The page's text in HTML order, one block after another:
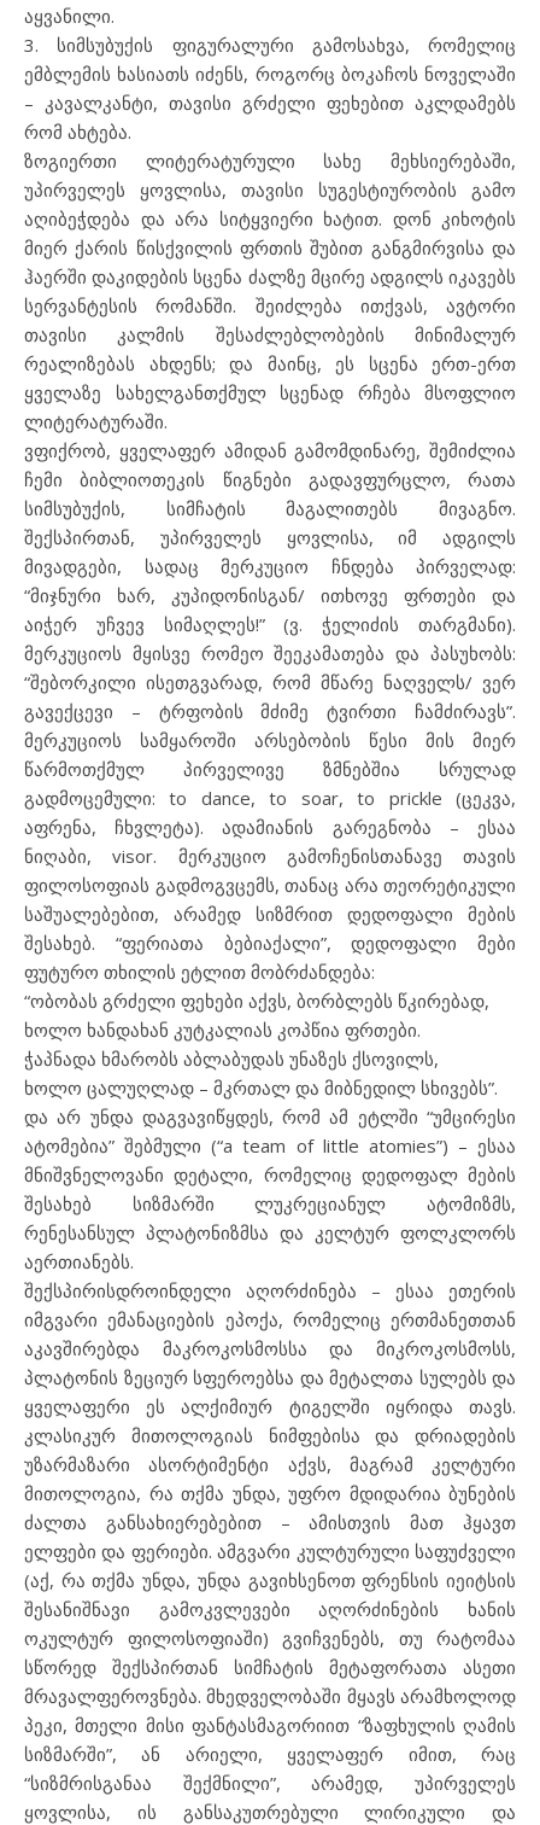
აყვანილი.
3. სიმსუბუქის ფიგურალური გამოსახვა, რომელიც
ემბლემის ხასიათს იძენს, როგორც ბოკაჩოს ნოველაში
– კავალკანტი, თავისი გრძელი ფეხებით აკლდამებს
რომ ახტება.
ზოგიერთი ლიტერატურული სახე მეხსიერებაში,
უპირველეს ყოვლისა, თავისი სუგესტიურობის გამო
აღიბეჭდება და არა სიტყვიერი ხატით. დონ კიხოტის
მიერ ქარის წისქვილის ფრთის შუბით განგმირვისა და
ჰაერში დაკიდების სცენა ძალზე მცირე ადგილს იკავებს
სერვანტესის რომანში. შეიძლება ითქვას, ავტორი
თავისი კალმის შესაძლებლობების მინიმალურ
რეალიზებას ახდენს; და მაინც, ეს სცენა ერთ-ერთ
ყველაზე სახელგანთქმულ სცენად რჩება მსოფლიო
ლიტერატურაში.
ვფიქრობ, ყველაფერ ამიდან გამომდინარე, შემიძლია
ჩემი ბიბლიოთეკის წიგნები გადავფურცლო, რათა
სიმსუბუქის, სიმჩატის მაგალითებს მივაგნო.
შექსპირთან, უპირველეს ყოვლისა, იმ ადგილს
მივადგები, სადაც მერკუციო ჩნდება პირველად:
“მიჯნური ხარ, კუპიდონისგან/ ითხოვე ფრთები და
აიჭერ უჩვევ სიმაღლეს!” (ვ. ჭელიძის თარგმანი).
მერკუციოს მყისვე რომეო შეეკამათება და პასუხობს:
“შებორკილი ისეთგვარად, რომ მწარე ნაღველს/ ვერ
გავექცევი – ტრფობის მძიმე ტვირთი ჩამძირავს”.
მერკუციოს სამყაროში არსებობის წესი მის მიერ
წარმოთქმულ პირველივე ზმნებშია სრულად
გადმოცემული: to dance, to soar, to prickle (ცეკვა,
აფრენა, ჩხვლეტა). ადამიანის გარეგნობა – ესაა
ნიღაბი, visor. მერკუციო გამოჩენისთანავე თავის
ფილოსოფიას გადმოგვცემს, თანაც არა თეორეტიკული
საშუალებებით, არამედ სიზმრით დედოფალი მების
შესახებ. “ფერიათა ბებიაქალი”, დედოფალი მები
ფუტურო თხილის ეტლით მობრძანდება:
“ობობას გრძელი ფეხები აქვს, ბორბლებს წკირებად,
ხოლო ხანდახან კუტკალიას კოპწია ფრთები.
ჭაპნადა ხმარობს აბლაბუდას უნაზეს ქსოვილს,
ხოლო ცალუღლად – მკრთალ და მიბნედილ სხივებს”.
და არ უნდა დაგვავიწყდეს, რომ ამ ეტლში “უმცირესი
ატომებია” შებმული (“a team of little atomies”) – ესაა
მნიშვნელოვანი დეტალი, რომელიც დედოფალ მების
შესახებ სიზმარში ლუკრეციანულ ატომიზმს,
რენესანსულ პლატონიზმსა და კელტურ ფოლკლორს
აერთიანებს.
შექსპირისდროინდელი აღორძინება – ესაა ეთერის
იმგვარი ემანაციების ეპოქა, რომელიც ერთმანეთთან
აკავშირებდა მაკროკოსმოსსა და მიკროკოსმოსს,
პლატონის ზეციურ სფეროებსა და მეტალთა სულებს და
ყველაფერი ეს ალქიმიურ ტიგელში იყრიდა თავს.
კლასიკურ მითოლოგიას ნიმფებისა და დრიადების
უზარმაზარი ასორტიმენტი აქვს, მაგრამ კელტური
მითოლოგია, რა თქმა უნდა, უფრო მდიდარია ბუნების
ძალთა განსახიერებებით – ამისთვის მათ ჰყავთ
ელფები და ფერიები. ამგვარი კულტურული საფუძველი
(აქ, რა თქმა უნდა, უნდა გავიხსენოთ ფრენსის იეიტსის
შესანიშნავი გამოკვლევები აღორძინების ხანის
ოკულტურ ფილოსოფიაში) გვიჩვენებს, თუ რატომაა
სწორედ შექსპირთან სიმჩატის მეტაფორათა ასეთი
მრავალფეროვნება. მხედველობაში მყავს არამხოლოდ
პეკი, მთელი მისი ფანტასმაგორიით “ზაფხულის ღამის
სიზმარში”, ან არიელი, ყველაფერ იმით, რაც
“სიზმრისგანაა შექმნილი”, არამედ, უპირველეს
ყოვლისა, ის განსაკუთრებული ლირიკული და